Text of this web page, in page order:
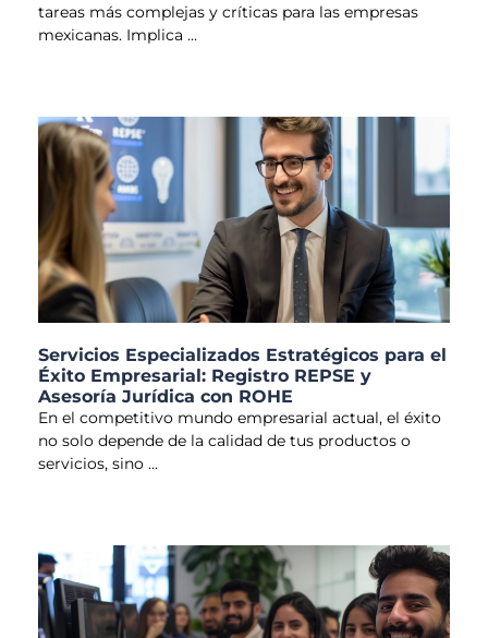
tareas más complejas y críticas para las empresas
mexicanas. Implica
Servicios Especializados Estratégicos para el
Éxito Empresarial: Registro REPSE y
Asesoría Jurídica con ROHE
En el competitivo mundo empresarial actual, el éxito
no solo depende de la calidad de tus productos o
servicios, sino